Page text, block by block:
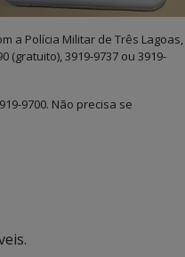
a Polícia Militar de Três Lagoas,
(gratuito), 3919-9737 ou 3919-
9700. Não precisa se